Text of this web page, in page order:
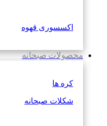
اکسسوری قهوه
محصولات صبحانه
کره ها
شکلات صبحانه